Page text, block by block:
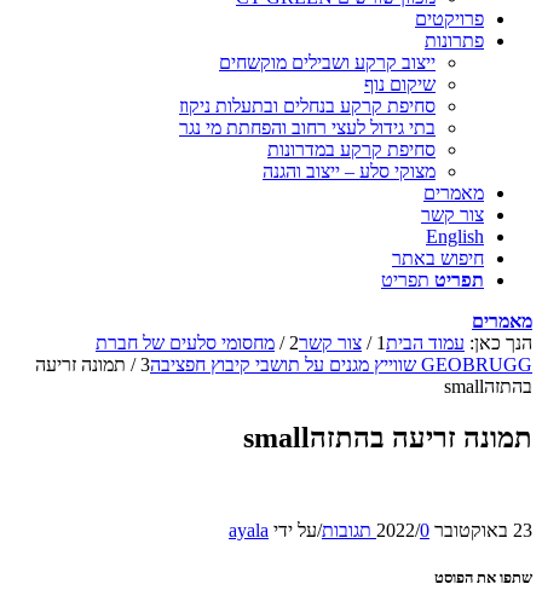
פרויקטים
פתרונות
ייצוב קרקע ושבילים מוקשחים
שיקום נוף
סחיפת קרקע בנחלים ובתעלות ניקוז
בתי גידול לעצי רחוב והפחתת מי נגר
סחיפת קרקע במדרונות
מצוקי סלע – ייצוב והגנה
מאמרים
צור קשר
English
חיפוש באתר
תפריט תפריט
מאמרים
הנך כאן: עמוד הבית1
/ צור קשר2
/ מחסומי סלעים של חברת
GEOBRUGG שווייץ מגנים על תושבי קיבוץ חפציבה
3
/ תמונה זריעה
בהתזהsmall
תמונה זריעה בהתזהsmall
23 באוקטובר 2022 /0 תגובות /על ידי ayala
שתפו את הפוסט